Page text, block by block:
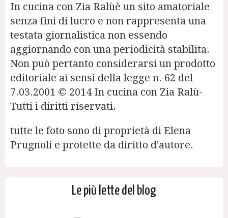
In cucina con Zia Ralùè un sito amatoriale
senza fini di lucro e non rappresenta una
testata giornalistica non essendo
aggiornando con una periodicità stabilita.
Non può pertanto considerarsi un prodotto
editoriale ai sensi della legge n. 62 del
7.03.2001 © 2014 In cucina con Zia Ralù-
Tutti i diritti riservati.
tutte le foto sono di proprietà di Elena
Prugnoli e protette da diritto d'autore.
Le più lette del blog